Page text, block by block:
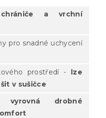
a vrchní
pro snadné uchycení
prostředí - lze
v sušičce
vyrovná drobné